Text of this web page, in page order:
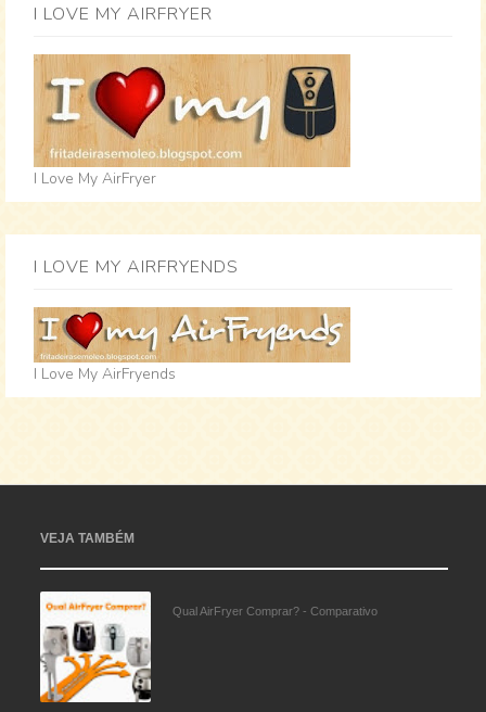
I LOVE MY AIRFRYER
I Love My AirFryer
I LOVE MY AIRFRYENDS
I Love My AirFryends
VEJA TAMBÉM
Qual AirFryer Comprar? - Comparativo